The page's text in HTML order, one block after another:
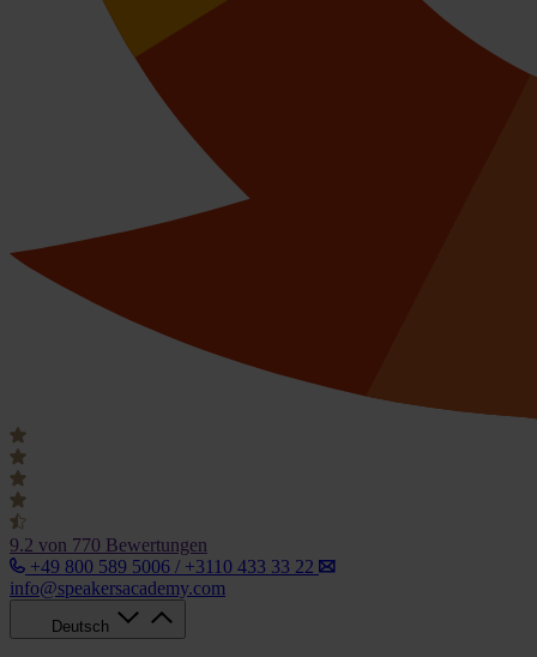
9.2 von 770 Bewertungen
+49 800 589 5006 / +3110 433 33 22
info@speakersacademy.com
Deutsch